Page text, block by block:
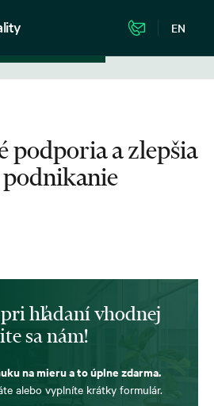
EN
podporia a zlepšia
podnikanie
hľadaní vhodnej
sa nám!
na mieru a to úplne zdarma.
alebo vyplníte krátky formulár.